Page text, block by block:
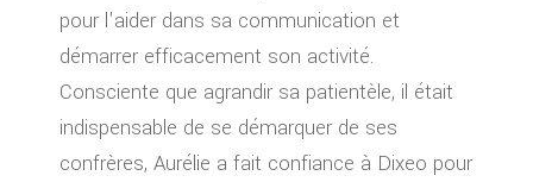
pour l'aider dans sa communication et
démarrer efficacement son activité.
Consciente que agrandir sa patientèle, il était
indispensable de se démarquer de ses
confrères, Aurélie a fait confiance à Dixeo pour